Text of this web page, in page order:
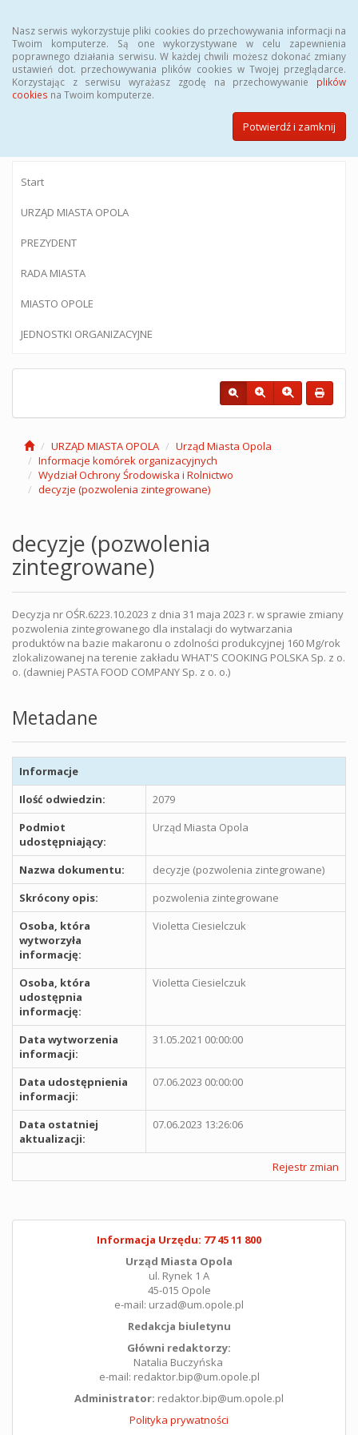
Nasz serwis wykorzystuje pliki cookies do przechowywania informacji na
Twoim komputerze. Są one wykorzystywane w celu zapewnienia
poprawnego działania serwisu. W każdej chwili możesz dokonać zmiany
ustawień dot. przechowywania plików cookies w Twojej przeglądarce.
Korzystając z serwisu wyrażasz zgodę na przechowywanie plików
cookies na Twoim komputerze.
Potwierdź i zamknij
BIULETYN INFORMACJI PUBLICZNEJ
Urzędu Miasta Opola
Start
URZĄD MIASTA OPOLA
PREZYDENT
RADA MIASTA
MIASTO OPOLE
JEDNOSTKI ORGANIZACYJNE
URZĄD MIASTA OPOLA
Urząd Miasta Opola
Informacje komórek organizacyjnych
Wydział Ochrony Środowiska i Rolnictwo
decyzje (pozwolenia zintegrowane)
decyzje (pozwolenia
zintegrowane)
Decyzja nr OŚR.6223.10.2023 z dnia 31 maja 2023 r. w sprawie zmiany
pozwolenia zintegrowanego dla instalacji do wytwarzania
produktów na bazie makaronu o zdolności produkcyjnej 160 Mg/rok
zlokalizowanej na terenie zakładu WHAT'S COOKING POLSKA Sp. z o.
o. (dawniej PASTA FOOD COMPANY Sp. z o. o.)
Metadane
Informacje
Ilość odwiedzin:
2079
Podmiot
udostępniający:
Urząd Miasta Opola
Nazwa dokumentu:
decyzje (pozwolenia zintegrowane)
Skrócony opis:
pozwolenia zintegrowane
Osoba, która
wytworzyła
informację:
Violetta Ciesielczuk
Osoba, która
udostępnia
informację:
Violetta Ciesielczuk
Data wytworzenia
informacji:
31.05.2021 00:00:00
Data udostępnienia
informacji:
07.06.2023 00:00:00
Data ostatniej
aktualizacji:
07.06.2023 13:26:06
Rejestr zmian
Informacja Urzędu: 77 45 11 800
Urząd Miasta Opola
ul. Rynek 1 A
45-015 Opole
e-mail: urzad@um.opole.pl
Redakcja biuletynu
Główni redaktorzy:
Natalia Buczyńska
e-mail: redaktor.bip@um.opole.pl
Administrator: redaktor.bip@um.opole.pl
Polityka prywatności